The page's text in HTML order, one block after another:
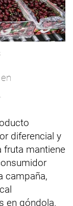
diferencial y
fruta mantiene
campaña,
en góndola.